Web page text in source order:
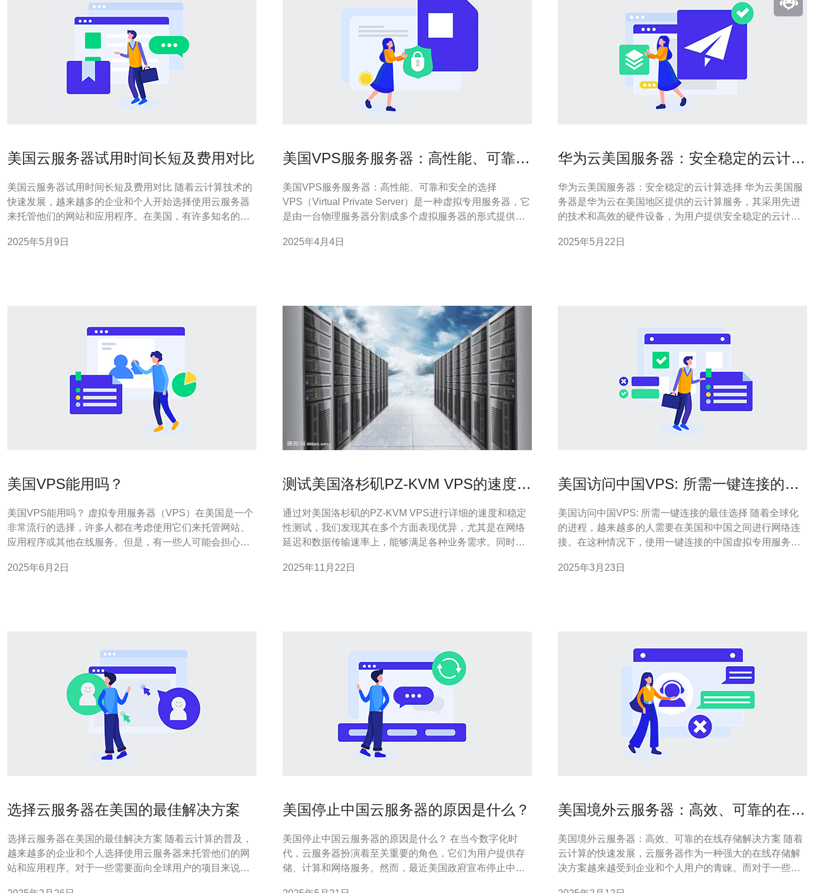
美国云服务器试用时间长短及费用对比
美国云服务器试用时间长短及费用对比 随着云计算技术的
快速发展，越来越多的企业和个人开始选择使用云服务器
来托管他们的网站和应用程序。在美国，有许多知名的云
Microsoft Azure、Google Cloud等。在选择云服务器时，
2025年5月9日
美国VPS服务服务器：高性能、可靠和
美国VPS服务服务器：高性能、可靠和安全的选择
VPS（Virtual Private Server）是一种虚拟专用服务器，它
是由一台物理服务器分割成多个虚拟服务器的形式提供给
的资源和完全的控制权限。 美国VPS服务服务器具有以下
2025年4月4日
华为云美国服务器：安全稳定的云计算
华为云美国服务器：安全稳定的云计算选择 华为云美国服
务器是华为云在美国地区提供的云计算服务，其采用先进
的技术和高效的硬件设备，为用户提供安全稳定的云计算
高：采用严格的安全措施，保障用户数据的安全性。 稳定
2025年5月22日
美国VPS能用吗？
美国VPS能用吗？ 虚拟专用服务器（VPS）在美国是一个
非常流行的选择，许多人都在考虑使用它们来托管网站、
应用程序或其他在线服务。但是，有一些人可能会担心在
讨论美国VPS的可用性以及可能遇到的问题。 美国是全球
2025年6月2日
测试美国洛杉矶PZ-KVM VPS的速度与
通过对美国洛杉矶的PZ-KVM VPS进行详细的速度和稳定
性测试，我们发现其在多个方面表现优异，尤其是在网络
延迟和数据传输速率上，能够满足各种业务需求。同时，
良好口碑和卓越的服务质量。 测试背景与目的 在当前互联
2025年11月22日
美国访问中国VPS: 所需一键连接的最
美国访问中国VPS: 所需一键连接的最佳选择 随着全球化
的进程，越来越多的人需要在美国和中国之间进行网络连
接。在这种情况下，使用一键连接的中国虚拟专用服务器
的重要性以及如何选择最合适的一键连接服务。 美国和中
2025年3月23日
选择云服务器在美国的最佳解决方案
选择云服务器在美国的最佳解决方案 随着云计算的普及，
越来越多的企业和个人选择使用云服务器来托管他们的网
站和应用程序。对于一些需要面向全球用户的项目来说，
美国停止中国云服务器的原因是什么？
美国停止中国云服务器的原因是什么？ 在当今数字化时
代，云服务器扮演着至关重要的角色，它们为用户提供存
储、计算和网络服务。然而，最近美国政府宣布停止中国
美国境外云服务器：高效、可靠的在线
美国境外云服务器：高效、可靠的在线存储解决方案 随着
云计算的快速发展，云服务器作为一种强大的在线存储解
决方案越来越受到企业和个人用户的青睐。而对于一些特